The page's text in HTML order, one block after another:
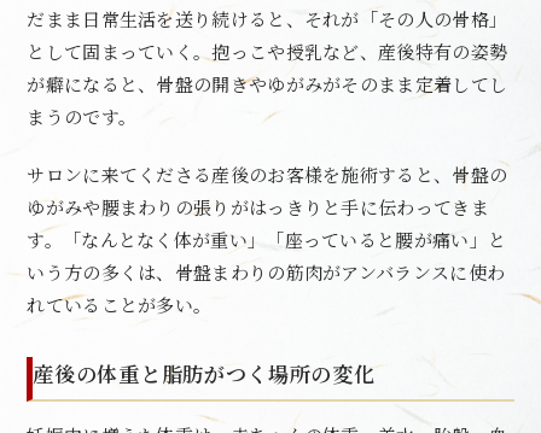
だまま日常生活を送り続けると、それが「その人の骨格」
として固まっていく。抱っこや授乳など、産後特有の姿勢
が癖になると、骨盤の開きやゆがみがそのまま定着してし
まうのです。
サロンに来てくださる産後のお客様を施術すると、骨盤の
ゆがみや腰まわりの張りがはっきりと手に伝わってきま
す。「なんとなく体が重い」「座っていると腰が痛い」と
いう方の多くは、骨盤まわりの筋肉がアンバランスに使わ
れていることが多い。
産後の体重と脂肪がつく場所の変化